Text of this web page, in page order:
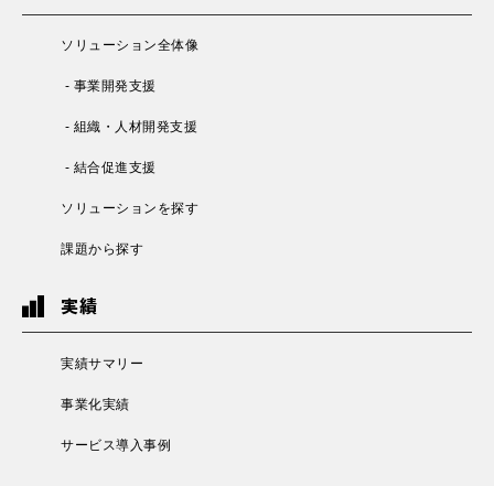
ソリューション全体像
- 事業開発支援
- 組織・人材開発支援
- 結合促進支援
ソリューションを探す
課題から探す
実績
実績サマリー
事業化実績
サービス導入事例